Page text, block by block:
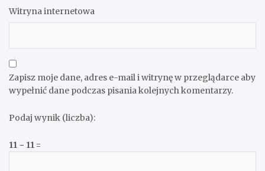
Witryna internetowa
Zapisz moje dane, adres e-mail i witrynę w przeglądarce aby
wypełnić dane podczas pisania kolejnych komentarzy.
Podaj wynik (liczba):
11 − 11 =